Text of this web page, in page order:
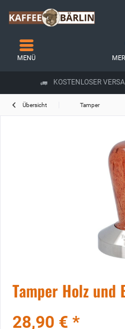
KOSTENLOSER
MENÜ
Übersicht Tamper
Tamper Holz und
28,90 € *